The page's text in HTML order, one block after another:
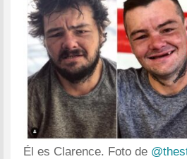
Él es Clarence. Foto de